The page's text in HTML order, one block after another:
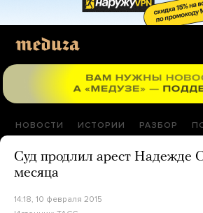
НОВОСТИ ИСТОРИИ РАЗБОР
Суд продлил арест Надежде
месяца
14:18, 10 февраля 2015